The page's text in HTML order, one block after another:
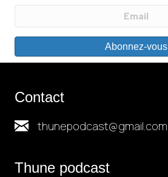
Abonnez-vous
Contact
thunepodcast@gmail.com
Thune podcast